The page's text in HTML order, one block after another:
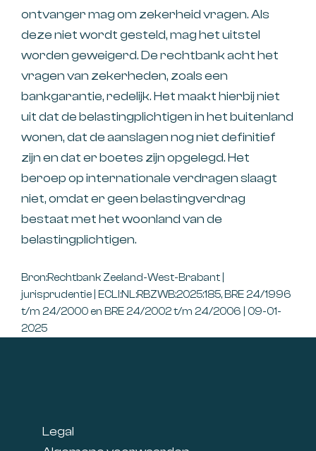
ontvanger mag om zekerheid vragen. Als
deze niet wordt gesteld, mag het uitstel
worden geweigerd. De rechtbank acht het
vragen van zekerheden, zoals een
bankgarantie, redelijk. Het maakt hierbij niet
uit dat de belastingplichtigen in het buitenland
wonen, dat de aanslagen nog niet definitief
zijn en dat er boetes zijn opgelegd. Het
beroep op internationale verdragen slaagt
niet, omdat er geen belastingverdrag
bestaat met het woonland van de
belastingplichtigen.
Bron:Rechtbank Zeeland-West-Brabant |
jurisprudentie | ECLI:NL:RBZWB:2025:185, BRE 24/1996
t/m 24/2000 en BRE 24/2002 t/m 24/2006 | 09-01-
2025
Legal